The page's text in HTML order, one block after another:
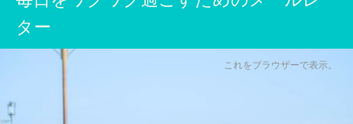
ター
これをブラウザーで表示。